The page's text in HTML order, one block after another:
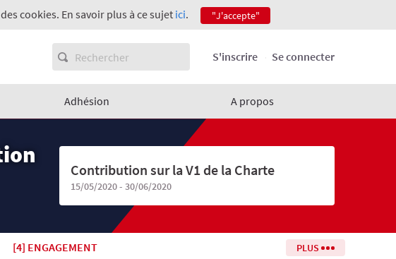
cookies. En savoir plus à ce sujet ici. "J'accepte"
S'inscrire Se connecter
Adhésion A propos
Contribution sur la V1 de la Charte
15/05/2020 - 30/06/2020
[4] ENGAGEMENT PLUS